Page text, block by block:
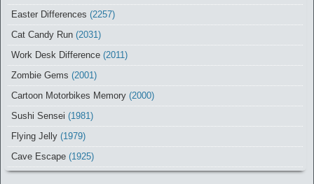
Easter Differences (2257)
Cat Candy Run (2031)
Work Desk Difference (2011)
Zombie Gems (2001)
Cartoon Motorbikes Memory (2000)
Sushi Sensei (1981)
Flying Jelly (1979)
Cave Escape (1925)